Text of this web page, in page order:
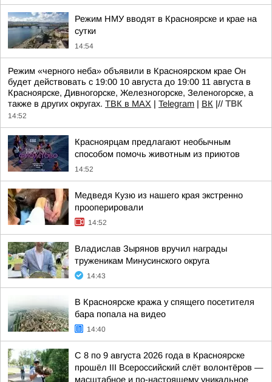
Режим НМУ вводят в Красноярске и крае на
сутки
14:54
Режим «черного неба» объявили в Красноярском крае Он
будет действовать с 19:00 10 августа до 19:00 11 августа в
Красноярске, Дивногорске, Железногорске, Зеленогорске, а
также в других округах. ТВК в MAX | Telegram | ВК |// ТВК
14:52
Красноярцам предлагают необычным
способом помочь животным из приютов
14:52
Медведя Кузю из нашего края экстренно
прооперировали
14:52
Владислав Зырянов вручил награды
труженикам Минусинского округа
14:43
В Красноярске кража у спящего посетителя
бара попала на видео
14:40
С 8 по 9 августа 2026 года в Красноярске
прошёл III Всероссийский слёт волонтёров —
масштабное и по-настоящему уникальное